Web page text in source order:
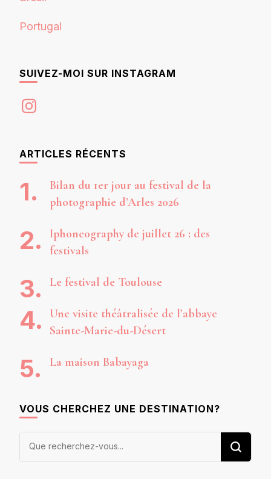
Portugal
SUIVEZ-MOI SUR INSTAGRAM
Instagram
ARTICLES RÉCENTS
Bilan du 1er jour au festival de la
photographie d’Arles 2026
Iphoneography de juillet 26 : des
festivals
Le festival de Toulouse
Une visite théâtralisée de l’abbaye
Sainte-Marie-du-Désert
La maison Babayaga
VOUS CHERCHEZ UNE DESTINATION?
Vous